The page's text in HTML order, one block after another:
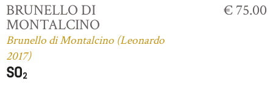
BRUNELLO DI
MONTALCINO
Brunello di Montalcino (Leonardo
2017)
€ 75.00